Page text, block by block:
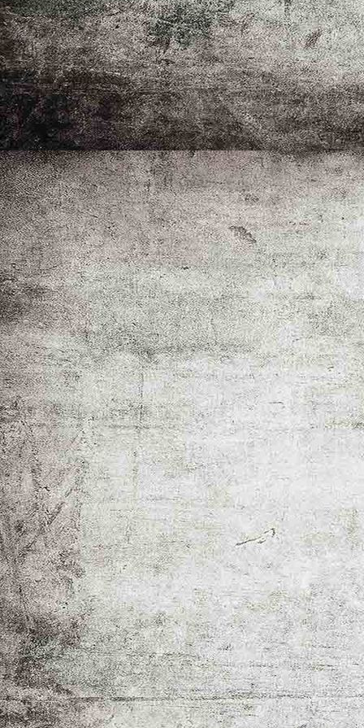
IMG-20251011-WA0061
IMG-20251011-WA0062